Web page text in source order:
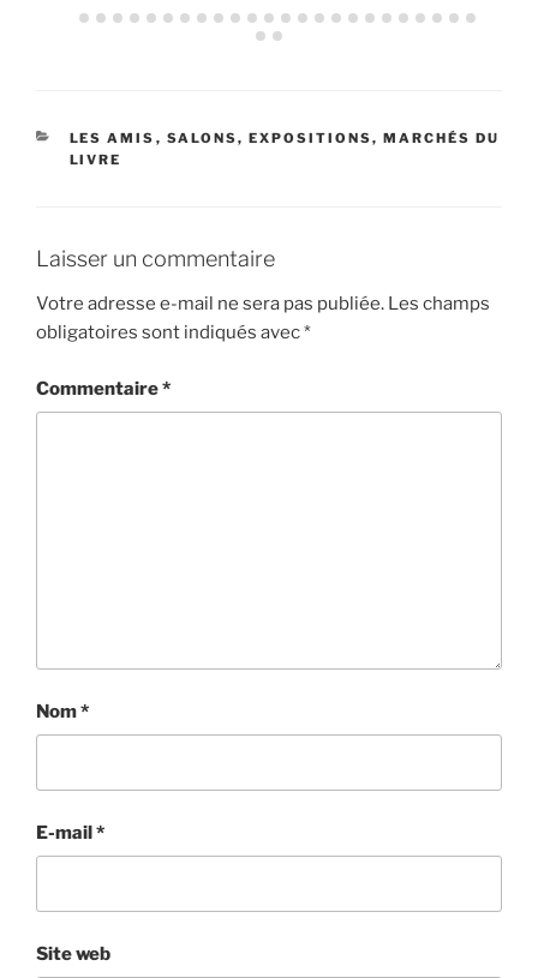
CATÉGORIES
LES AMIS , SALONS, EXPOSITIONS, MARCHÉS DU
LIVRE
Laisser un commentaire
Votre adresse e-mail ne sera pas publiée. Les champs
obligatoires sont indiqués avec*
Commentaire*
Nom*
E-mail*
Site web